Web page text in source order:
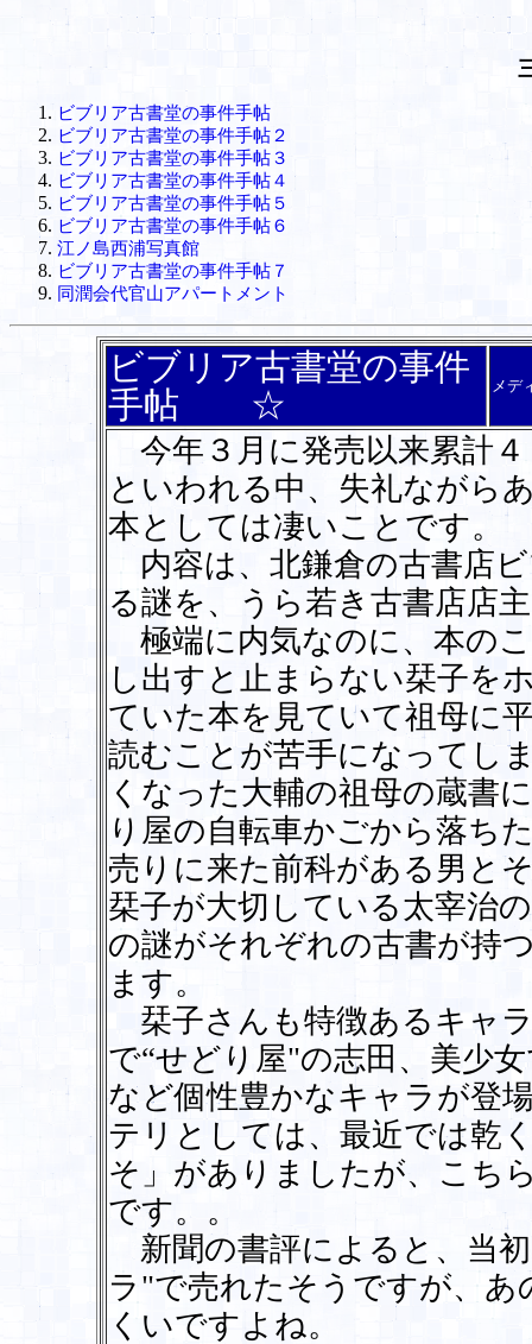
ビブリア古書堂の事件手帖
ビブリア古書堂の事件手帖２
ビブリア古書堂の事件手帖３
ビブリア古書堂の事件手帖４
ビブリア古書堂の事件手帖５
ビブリア古書堂の事件手帖６
江ノ島西浦写真館
ビブリア古書堂の事件手帖７
同潤会代官山アパートメント
ビブリア古書堂の事件
手帖 ☆
メデ
今年３月に発売以来累計
といわれる中、失礼ながら
本としては凄いことです。
内容は、北鎌倉の古書店
る謎を、うら若き古書店店
極端に内気なのに、本の
し出すと止まらない栞子を
ていた本を見ていて祖母に
読むことが苦手になってし
くなった大輔の祖母の蔵書
り屋の自転車かごから落ち
売りに来た前科がある男と
栞子が大切している太宰治
の謎がそれぞれの古書が持
ます。
栞子さんも特徴あるキャ
で“せどり屋"の志田、美少
など個性豊かなキャラが登
テリとしては、最近では乾
そ」がありましたが、こち
です。。
新聞の書評によると、当
ラ"で売れたそうですが、
くいですよね。